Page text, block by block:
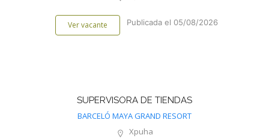
Ver vacante Publicada el 05/08/2026
SUPERVISORA DE TIENDAS
BARCELÓ MAYA GRAND RESORT
Xpuha